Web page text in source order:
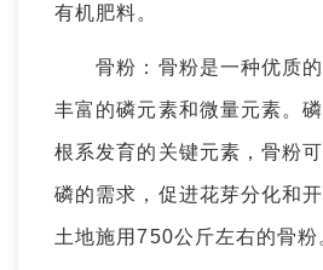
有机肥料。
骨粉：骨粉是一种优质的
丰富的磷元素和微量元素。
根系发育的关键元素，骨粉
磷的需求，促进花芽分化和
土地施用750公斤左右的骨粉